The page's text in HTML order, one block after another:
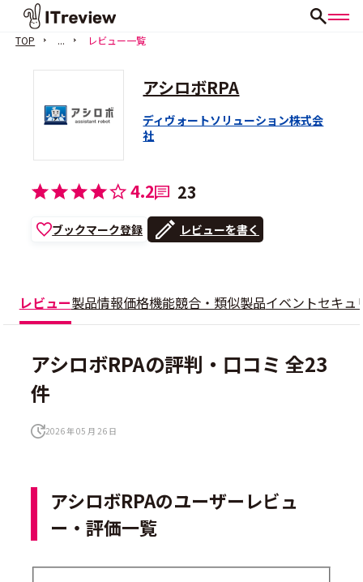
TOP ... レビュー一覧
アシロボRPA
ディヴォートソリューション株式会
社
4.2 23
ブックマーク登録 レビューを書く
レビュー製品情報価格機能競合・類似製品イベントセキュ
アシロボRPAの評判・口コミ 全23
件
2026 年 05 月 26 日
アシロボRPAのユーザーレビュ
ー・評価一覧